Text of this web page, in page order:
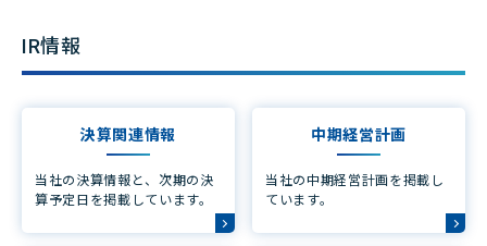
IR情報
決算関連情報
当社の決算情報と、次期の決
算予定日を掲載しています。
中期経営計画
当社の中期経営計画を掲載し
ています。